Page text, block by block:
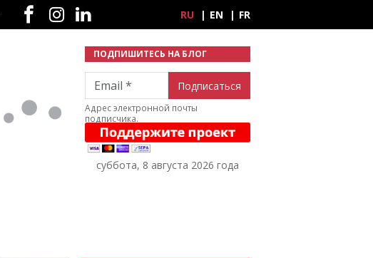
Социальные сети
RU EN FR
ПОДПИШИТЕСЬ НА БЛОГ
Email
Адрес электронной почты
подписчика.
суббота, 8 августа 2026 года